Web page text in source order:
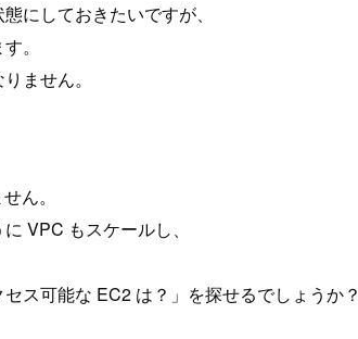
にしておきたいですが、
。
ません。
ん。
VPC もスケールし、
ス可能な EC2 は？」を探せるでしょうか？